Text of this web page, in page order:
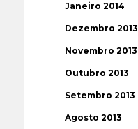
Janeiro 2014
Dezembro 2013
Novembro 2013
Outubro 2013
Setembro 2013
Agosto 2013